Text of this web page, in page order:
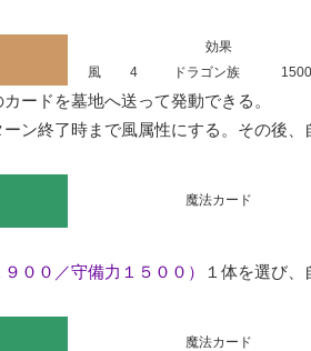
効果
風
4 ドラゴン族 1500
ードを墓地へ送って発動できる。
ン終了時まで風属性にする。その後、
魔法カード
００／守備力１５００）
１体を選び
魔法カード